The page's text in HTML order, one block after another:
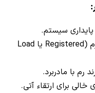
بررسی پشتیبانی سرور از نوع رم (Registered یا Load
رم با مادربرد.
خالی برای ارتقاء آتی.